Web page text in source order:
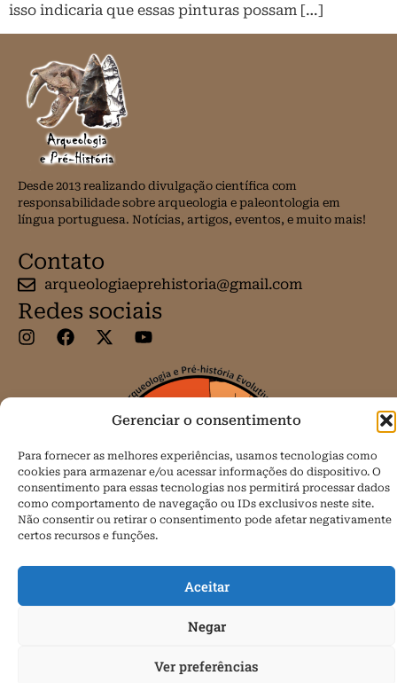
Gerenciar o consentimento
Para fornecer as melhores experiências, usamos tecnologias como
cookies para armazenar e/ou acessar informações do dispositivo. O
consentimento para essas tecnologias nos permitirá processar dados
como comportamento de navegação ou IDs exclusivos neste site.
Não consentir ou retirar o consentimento pode afetar negativamente
certos recursos e funções.
Aceitar
Negar
Ver preferências
isso indicaria que essas pinturas possam […]
Desde 2013 realizando divulgação científica com
responsabilidade sobre arqueologia e paleontologia em
língua portuguesa. Notícias, artigos, eventos, e muito mais!
Contato
arqueologiaeprehistoria@gmail.com
Redes sociais
Todos os direitos reservados.